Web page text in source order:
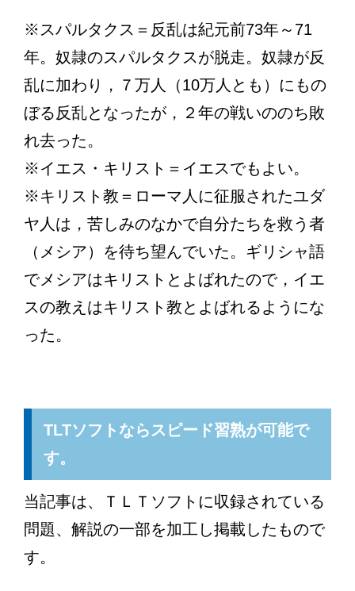
※スパルタクス＝反乱は紀元前73年～71
年。奴隷のスパルタクスが脱走。奴隷が反
乱に加わり，７万人（10万人とも）にもの
ぼる反乱となったが，２年の戦いののち敗
れ去った。
※イエス・キリスト＝イエスでもよい。
※キリスト教＝ローマ人に征服されたユダ
ヤ人は，苦しみのなかで自分たちを救う者
（メシア）を待ち望んでいた。ギリシャ語
でメシアはキリストとよばれたので，イエ
スの教えはキリスト教とよばれるようにな
った。
TLTソフトならスピード習熟が可能で
す。
当記事は、ＴＬＴソフトに収録されている
問題、解説の一部を加工し掲載したもので
す。